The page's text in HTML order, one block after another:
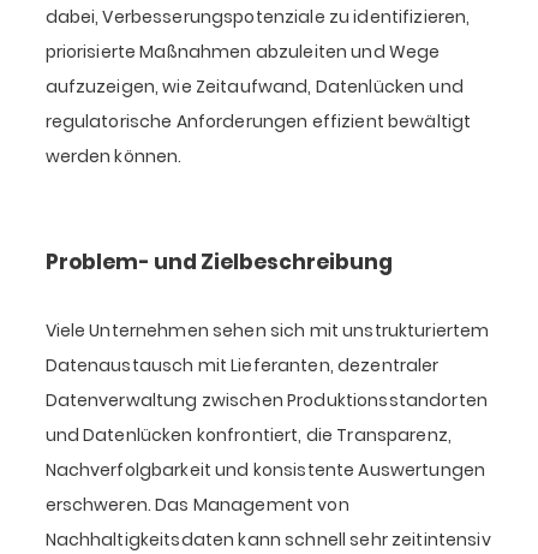
dabei, Verbesserungspotenziale zu identifizieren,
priorisierte Maßnahmen abzuleiten und Wege
aufzuzeigen, wie Zeitaufwand, Datenlücken und
regulatorische Anforderungen effizient bewältigt
werden können.
Problem- und Zielbeschreibung
Viele Unternehmen sehen sich mit unstrukturiertem
Datenaustausch mit Lieferanten, dezentraler
Datenverwaltung zwischen Produktionsstandorten
und Datenlücken konfrontiert, die Transparenz,
Nachverfolgbarkeit und konsistente Auswertungen
erschweren. Das Management von
Nachhaltigkeitsdaten kann schnell sehr zeitintensiv